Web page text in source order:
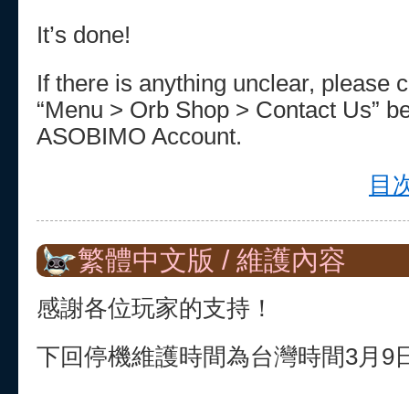
It’s done!
If there is anything unclear, please
“Menu > Orb Shop > Contact Us”
ASOBIMO Account.
目
繁體中文版 / 維護內容
感謝各位玩家的支持！
下回停機維護時間為台灣時間3月9